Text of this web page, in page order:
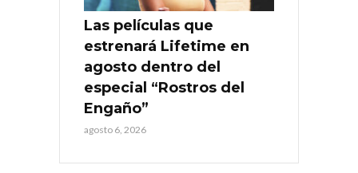
Las películas que
estrenará Lifetime en
agosto dentro del
especial “Rostros del
Engaño”
agosto 6, 2026